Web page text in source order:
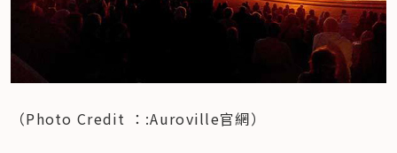
（Photo Credit ：:Auroville官網）